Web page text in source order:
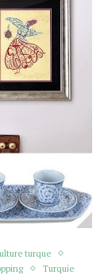
turque
Turquie